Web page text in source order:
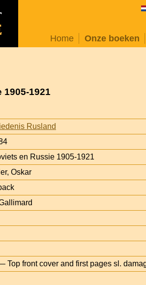
Home Onze boeken
1921
Rusland
en Russie 1905-1921
Oskar
Top front cover and first pages sl.